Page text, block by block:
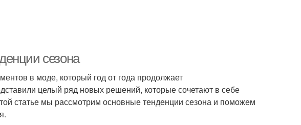
сезона
в моде, который год от года продолжает
целый ряд новых решений, которые сочетают в себе
статье мы рассмотрим основные тенденции сезона и поможем